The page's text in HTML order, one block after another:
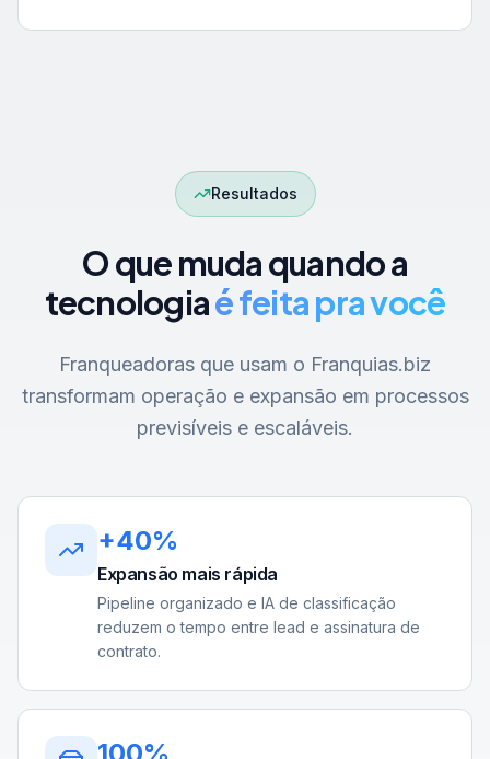
Resultados
O que muda quando a
tecnologiaé feita pra você
Franqueadoras que usam o Franquias.biz
transformam operação e expansão em processos
previsíveis e escaláveis.
+40%
Expansão mais rápida
Pipeline organizado e IA de classificação
reduzem o tempo entre lead e assinatura de
contrato.